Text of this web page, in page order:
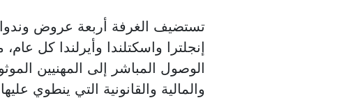
تستضيف الغرفة أربعة عروض
إنجلترا واسكتلندا وأيرلندا كل عام،
الوصول المباشر إلى المهنيين
والمالية والقانونية التي ينطوي